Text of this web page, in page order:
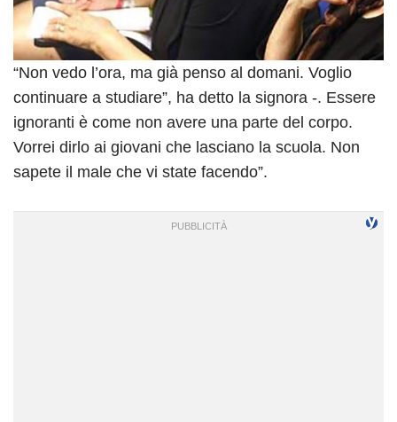
“Non vedo l’ora, ma già penso al domani. Voglio
continuare a studiare”, ha detto la signora -. Essere
ignoranti è come non avere una parte del corpo.
Vorrei dirlo ai giovani che lasciano la scuola. Non
sapete il male che vi state facendo”.